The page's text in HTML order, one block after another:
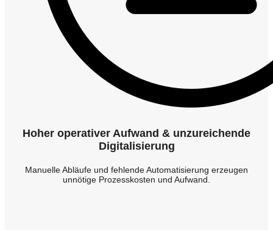
Hoher operativer Aufwand & unzureichende
Digitalisierung
Manuelle Abläufe und fehlende Automatisierung erzeugen
unnötige Prozesskosten und Aufwand.